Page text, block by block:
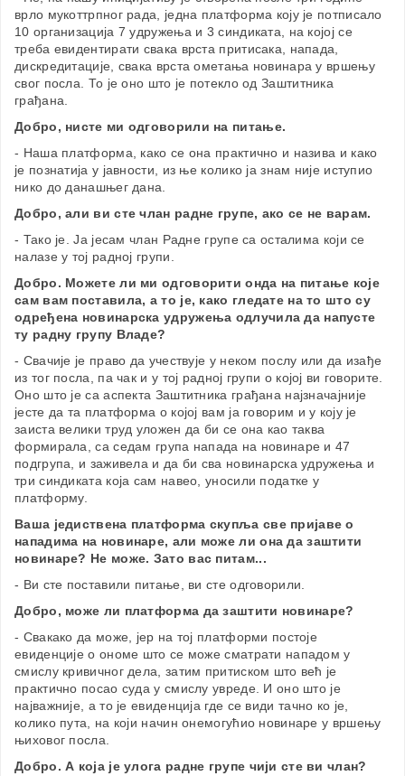
врло мукоттрпног рада, једна платформа коју је потписало
10 организација 7 удружења и 3 синдиката, на којој се
треба евидентирати свака врста притисака, напада,
дискредитације, свака врста ометања новинара у вршењу
свог посла. То је оно што је потекло од Заштитника
грађана.
Добро, нисте ми одговорили на питање.
- Наша платформа, како се она практично и назива и како
је познатија у јавности, из ње колико ја знам није иступио
нико до данашњег дана.
Добро, али ви сте члан радне групе, ако се не варам.
- Тако је. Ја јесам члан Радне групе са осталима који се
налазе у тој радној групи.
Добро. Можете ли ми одговорити онда на питање које
сам вам поставила, а то је, како гледате на то што су
одређена новинарска удружења одлучила да напусте
ту радну групу Владе?
- Свачије је право да учествује у неком послу или да изађе
из тог посла, па чак и у тој радној групи о којој ви говорите.
Оно што је са аспекта Заштитника грађана најзначајније
јесте да та платформа о којој вам ја говорим и у коју је
заиста велики труд уложен да би се она као таква
формирала, са седам група напада на новинаре и 47
подгрупа, и заживела и да би сва новинарска удружења и
три синдиката која сам навео, уносили податке у
платформу.
Ваша једиствена платформа скупља све пријаве о
нападима на новинаре, али може ли она да заштити
новинаре? Не може. Зато вас питам...
- Ви сте поставили питање, ви сте одговорили.
Добро, може ли платформа да заштити новинаре?
- Свакако да може, јер на тој платформи постоје
евиденције о ономе што се може сматрати нападом у
смислу кривичног дела, затим притиском што већ је
практично посао суда у смислу увреде. И оно што је
најважније, а то је евиденција где се види тачно ко је,
колико пута, на који начин онемогућио новинаре у вршењу
њиховог посла.
Добро. А која је улога радне групе чији сте ви члан?